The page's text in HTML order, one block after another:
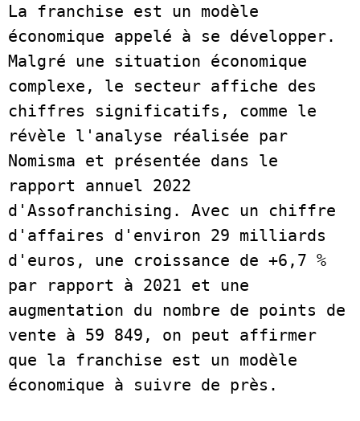
La franchise est un modèle
économique appelé à se développer.
Malgré une situation économique
complexe, le secteur affiche des
chiffres significatifs, comme le
révèle l'analyse réalisée par
Nomisma et présentée dans le
rapport annuel 2022
d'Assofranchising. Avec un chiffre
d'affaires d'environ 29 milliards
d'euros, une croissance de +6,7 %
par rapport à 2021 et une
augmentation du nombre de points de
vente à 59 849, on peut affirmer
que la franchise est un modèle
économique à suivre de près.